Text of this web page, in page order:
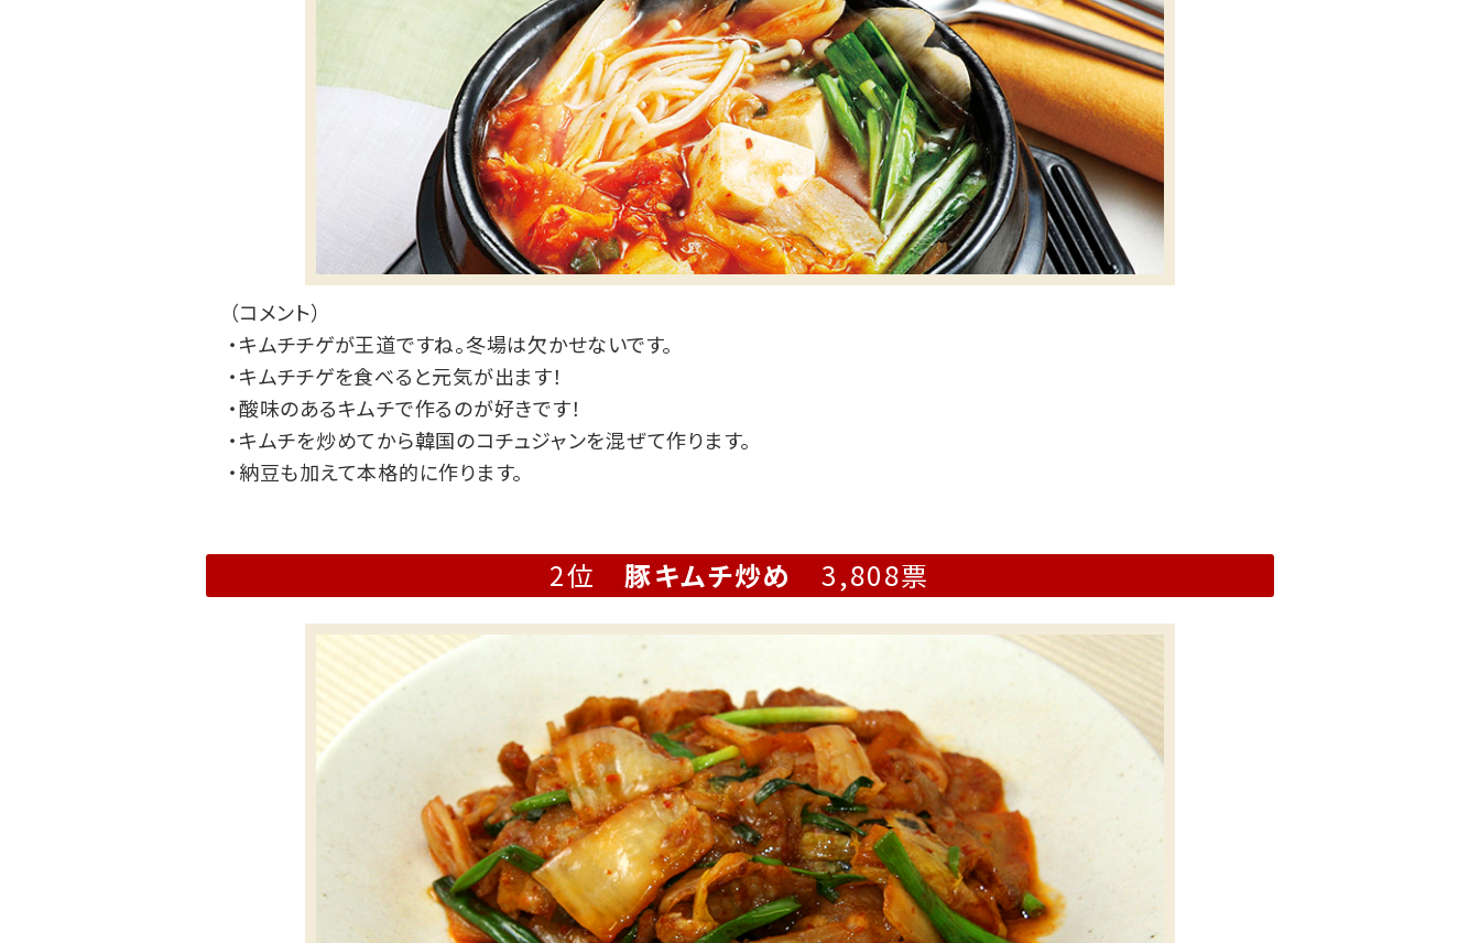
（コメント）
・キムチチゲが王道ですね。冬場は欠かせないです。
・キムチチゲを食べると元気が出ます！
・酸味のあるキムチで作るのが好きです！
・キムチを炒めてから韓国のコチュジャンを混ぜて作ります。
・納豆も加えて本格的に作ります。
2位 豚キムチ炒め 3,808票